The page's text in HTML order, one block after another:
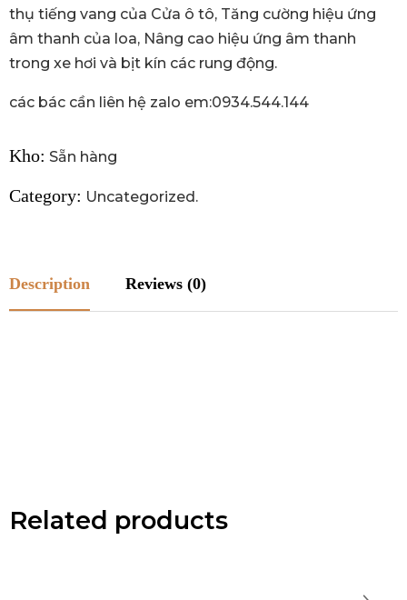
thụ tiếng vang của Cửa ô tô, Tăng cường hiệu ứng
âm thanh của loa, Nâng cao hiệu ứng âm thanh
trong xe hơi và bịt kín các rung động.
các bác cần liên hệ zalo em:0934.544.144
Kho: Sẵn hàng
Category: Uncategorized.
Description Reviews (0)
Related products